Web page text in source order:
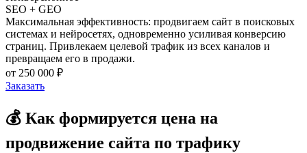
SEO + GEO
Максимальная эффективность: продвигаем сайт в поисковых
системах и нейросетях, одновременно усиливая конверсию
страниц. Привлекаем целевой трафик из всех каналов и
превращаем его в продажи.
от 250 000 ₽
Заказать
💰 Как формируется цена на
продвижение сайта по трафику